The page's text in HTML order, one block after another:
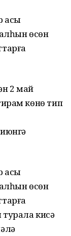
өсөн
2 май
көнө тип
өсөн
кисә